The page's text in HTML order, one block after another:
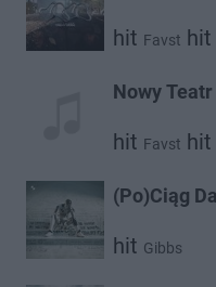
hit Favst hit
Nowy Teatr
hit Favst hit
(Po)Ciąg
hit Gibbs